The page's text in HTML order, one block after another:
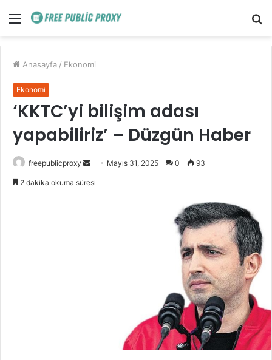
Menü
Anasayfa / Ekonomi
Ekonomi
‘KKTC’yi bilişim adası
yapabiliriz’ – Düzgün Haber
freepublicproxy
Bir
Mayıs 31, 2025 0 93
2 dakika okuma süresi